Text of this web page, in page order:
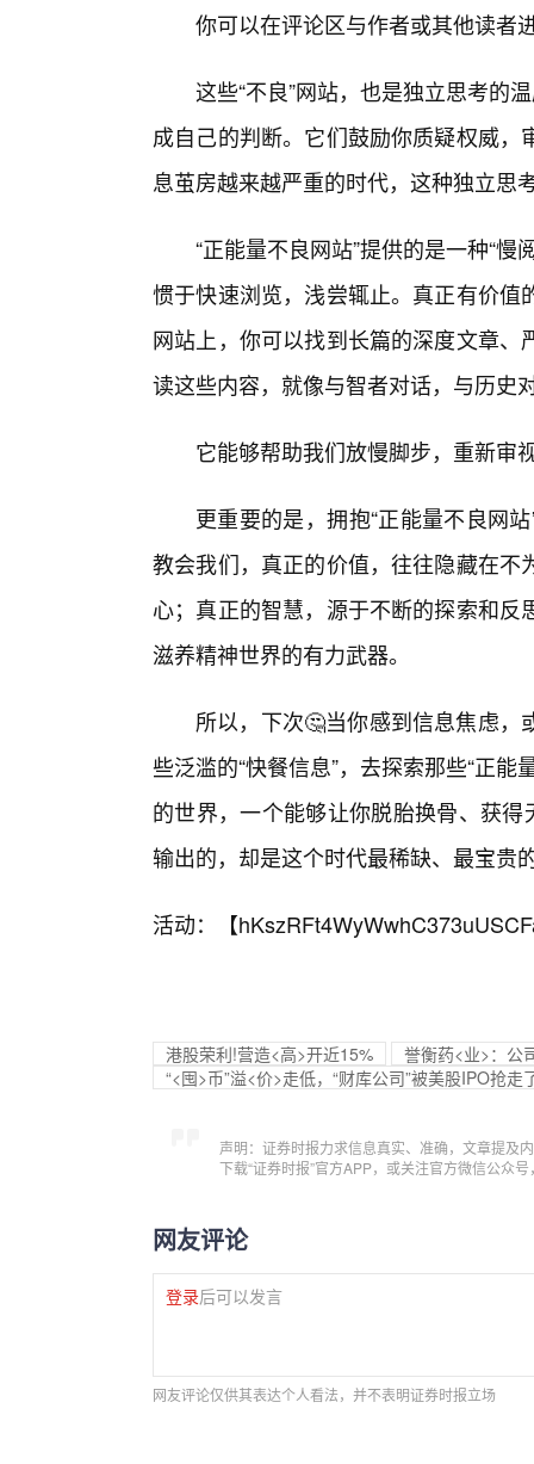
你可以在评论区与作者或其他读者
这些“不良”网站，也是独立思考的
成自己的判断。它们鼓励你质疑权威
息茧房越来越严重的时代，这种独立思
“正能量不良网站”提供的是一种“
惯于快速浏览，浅尝辄止。真正有价
网站上，你可以找到长篇的深度文章
读这些内容，就像与智者对话，与历史
它能够帮助我们放慢脚步，重新审
更重要的是，拥抱“正能量不良网
教会我们，真正的价值，往往隐藏在
心；真正的智慧，源于不断的探索和
滋养精神世界的有力武器。
所以，下次🤔当你感到信息焦虑
些泛滥的“快餐信息”，去探索那些“正
的世界，一个能够让你脱胎换骨、获
输出的，却是这个时代最稀缺、最宝贵
活动：【
港股荣利!营造<高>开近15%
誉衡药<业>：公
“<囤>币”溢<价>走低，“财库公司”被美股IPO抢走
声明：证券时报力求信息真实、准确，文章提及
下载“证券时报”官方APP，或关注官方微信公众
网友评论
登录后可以发言
网友评论仅供其表达个人看法，并不表明证券时报立场